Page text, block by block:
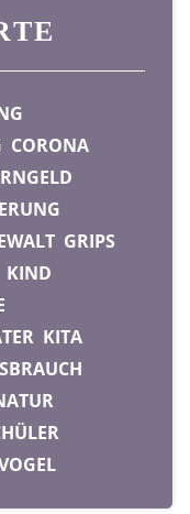
CORONA
GRIPS
KIND
KITA